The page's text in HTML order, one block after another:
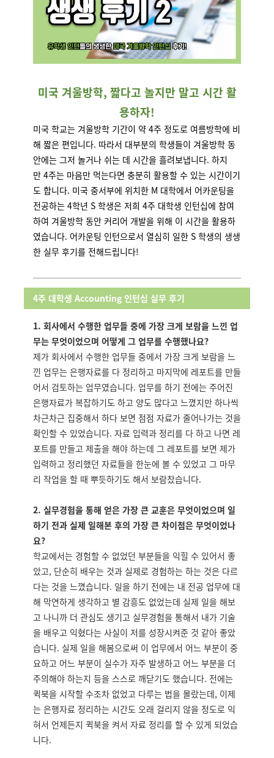
미국 겨울방학, 짧다고 놀지만 말고 시간 활
용하자!
미국 학교는 겨울방학 기간이 약 4주 정도로 여름방학에 비
해 짧은 편입니다. 따라서 대부분의 학생들이 겨울방학 동
안에는 그저 놀거나 쉬는 데 시간을 흘려보냅니다. 하지
만 4주는 마음만 먹는다면 충분히 활용할 수 있는 시간이기
도 합니다. 미국 중서부에 위치한 M 대학에서 어카운팅을
전공하는 4학년 S 학생은 저희 4주 대학생 인턴십에 참여
하여 겨울방학 동안 커리어 개발을 위해 이 시간을 활용하
였습니다. 어카운팅 인턴으로서 열심히 일한 S 학생의 생생
한 실무 후기를 전해드립니다!
4주 대학생 Accounting 인턴십 실무 후기
1. 회사에서 수행한 업무들 중에 가장 크게 보람을 느낀 업
무는 무엇이었으며 어떻게 그 업무를 수행했나요?
제가 회사에서 수행한 업무들 중에서 가장 크게 보람을 느
낀 업무는 은행자료를 다 정리하고 마지막에 레포트를 만들
어서 검토하는 업무였습니다. 업무를 하기 전에는 주어진
은행자료가 복잡하기도 하고 양도 많다고 느꼈지만 하나씩
차근차근 집중해서 하다 보면 점점 자료가 줄어나가는 것을
확인할 수 있었습니다. 자료 입력과 정리를 다 하고 나면 레
포트를 만들고 제출을 해야 하는데 그 레포트를 보면 제가
입력하고 정리했던 자료들을 한눈에 볼 수 있었고 그 마무
리 작업을 할 때 뿌듯하기도 해서 보람찼습니다.
2. 실무경험을 통해 얻은 가장 큰 교훈은 무엇이었으며 일
하기 전과 실제 일해본 후의 가장 큰 차이점은 무엇이었나
요?
학교에서는 경험할 수 없었던 부분들을 익힐 수 있어서 좋
았고, 단순히 배우는 것과 실제로 경험하는 하는 것은 다르
다는 것을 느꼈습니다. 일을 하기 전에는 내 전공 업무에 대
해 막연하게 생각하고 별 감흥도 없었는데 실제 일을 해보
고 나니까 더 관심도 생기고 실무경험을 통해서 내가 기술
을 배우고 익혔다는 사실이 저를 성장시켜준 것 같아 좋았
습니다. 실제 일을 해봄으로써 이 업무에서 어느 부분이 중
요하고 어느 부분이 실수가 자주 발생하고 어느 부분을 더
주의해야 하는지 등을 스스로 깨닫기도 했습니다. 전에는
퀵북을 시작할 수조차 없었고 다루는 법을 몰랐는데, 이제
는 은행자료 정리하는 시간도 오래 걸리지 않을 정도로 익
혀서 언제든지 퀵북을 켜서 자료 정리를 할 수 있게 되었습
니다.